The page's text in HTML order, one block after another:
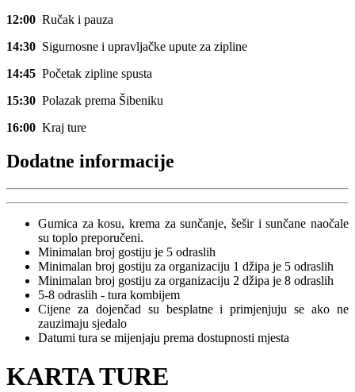
12:00 Ručak i pauza
14:30 Sigurnosne i upravljačke upute za zipline
14:45 Početak zipline spusta
15:30 Polazak prema Šibeniku
16:00 Kraj ture
Dodatne informacije
Gumica za kosu, krema za sunčanje, šešir i sunčane naočale
su toplo preporučeni.
Minimalan broj gostiju je 5 odraslih
Minimalan broj gostiju za organizaciju 1 džipa je 5 odraslih
Minimalan broj gostiju za organizaciju 2 džipa je 8 odraslih
5-8 odraslih - tura kombijem
Cijene za dojenčad su besplatne i primjenjuju se ako ne
zauzimaju sjedalo
Datumi tura se mijenjaju prema dostupnosti mjesta
KARTA TURE